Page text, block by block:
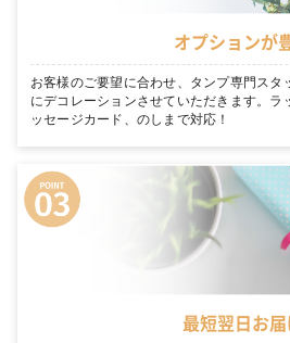
オプションが
お客様のご要望に合わせ、タンプ専門スタ
にデコレーションさせていただきます。ラ
ッセージカード、のしまで対応！
最短翌日お